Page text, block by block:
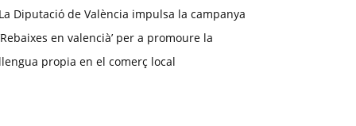
La Diputació de València impulsa la campanya
en valencià’ per a promoure la
llengua propia en el comerç local